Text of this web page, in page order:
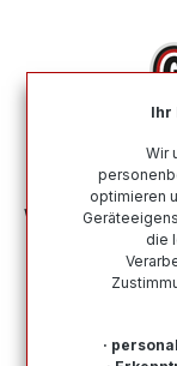
Winterreifen
Bei
Top-Hersteller
Ihr
Wir
optimieren
die
·